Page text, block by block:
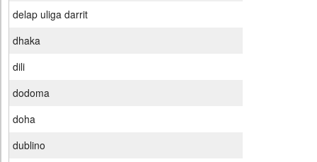
delap uliga darrit
dhaka
dili
dodoma
doha
dublino